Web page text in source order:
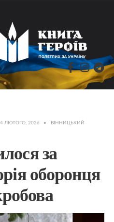
ЛЮТОГО, 2026 •
ВІННИЦЬКИЙ
за
оборонця